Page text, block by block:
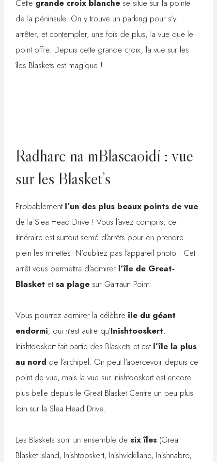
Cette grande croix blanche se situe sur la pointe
de la péninsule. On y trouve un parking pour s’y
arrêter, et contempler, une fois de plus, la vue que le
point offre. Depuis cette grande croix, la vue sur les
îles Blaskets est magique !
Radharc na mBlascaoidí : vue
sur les Blasket’s
Probablement l’un des plus beaux points de vue
de la Slea Head Drive ! Vous l’avez compris, cet
itinéraire est surtout semé d’arrêts pour en prendre
plein les mirettes. N’oubliez pas l’appareil photo ! Cet
arrêt vous permettra d’admirer l’île de Great-
Blasket etsa plage sur Garraun Point.
Vous pourrez admirer la célèbreîle du géant
endormi, qui n’est autre qu’Inishtooskert.
Inishtooskert fait partie des Blaskets et est l’île la plus
au nord de l’archipel. On peut l’apercevoir depuis ce
point de vue, mais la vue sur Inishtooskert est encore
plus belle depuis le Great Blasket Centre un peu plus
loin sur la Slea Head Drive.
Les Blaskets sont un ensemble de six îles (Great
Blasket Island, Inishtooskert, Inishvickillane, Inishnabro,